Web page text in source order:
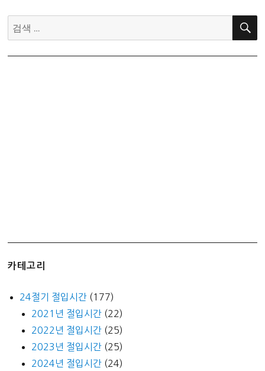
검
색:
검
카테고리
24절기 절입시간 (177)
2021년 절입시간 (22)
2022년 절입시간 (25)
2023년 절입시간 (25)
2024년 절입시간 (24)